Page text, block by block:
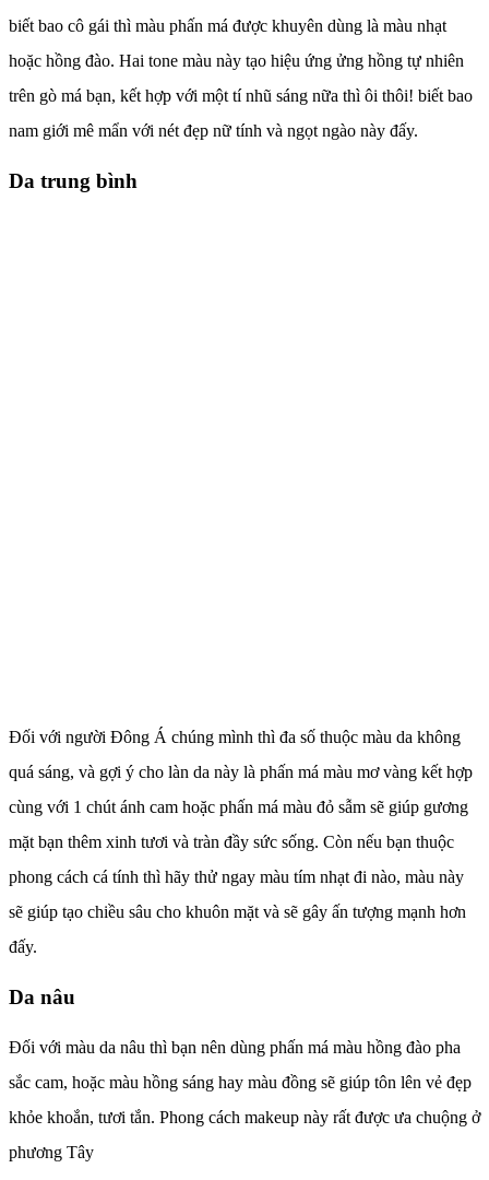
biết bao cô gái thì màu phấn má được khuyên dùng là màu nhạt
hoặc hồng đào. Hai tone màu này tạo hiệu ứng ửng hồng tự nhiên
trên gò má bạn, kết hợp với một tí nhũ sáng nữa thì ôi thôi! biết bao
nam giới mê mẩn với nét đẹp nữ tính và ngọt ngào này đấy.
Da trung bình
Đối với người Đông Á chúng mình thì đa số thuộc màu da không
quá sáng, và gợi ý cho làn da này là phấn má màu mơ vàng kết hợp
cùng với 1 chút ánh cam hoặc phấn má màu đỏ sẫm sẽ giúp gương
mặt bạn thêm xinh tươi và tràn đầy sức sống. Còn nếu bạn thuộc
phong cách cá tính thì hãy thử ngay màu tím nhạt đi nào, màu này
sẽ giúp tạo chiều sâu cho khuôn mặt và sẽ gây ấn tượng mạnh hơn
đấy.
Da nâu
Đối với màu da nâu thì bạn nên dùng phấn má màu hồng đào pha
sắc cam, hoặc màu hồng sáng hay màu đồng sẽ giúp tôn lên vẻ đẹp
khỏe khoắn, tươi tắn. Phong cách makeup này rất được ưa chuộng ở
phương Tây